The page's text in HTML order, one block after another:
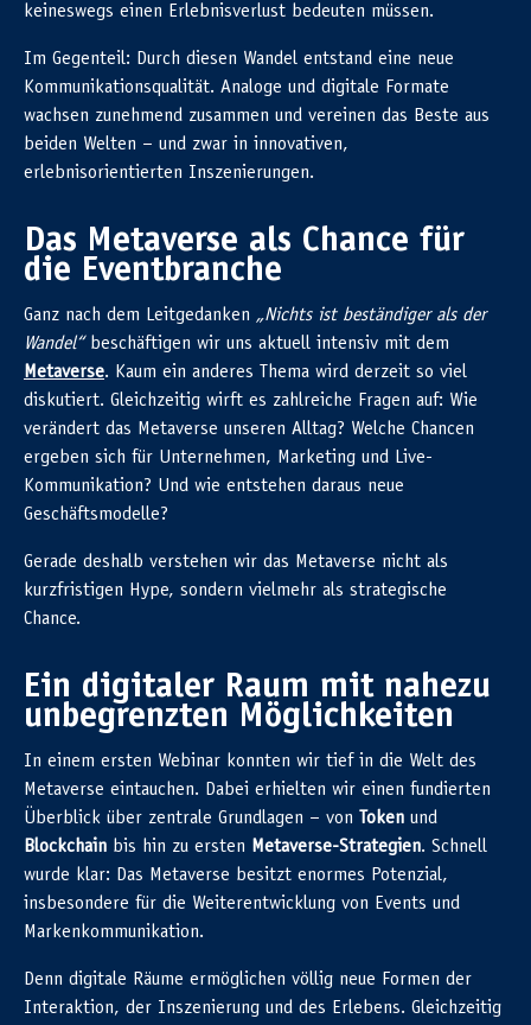
keineswegs einen Erlebnisverlust bedeuten müssen.
Im Gegenteil: Durch diesen Wandel entstand eine neue
Kommunikationsqualität. Analoge und digitale Formate
wachsen zunehmend zusammen und vereinen das Beste aus
beiden Welten – und zwar in innovativen,
erlebnisorientierten Inszenierungen.
Das Metaverse als Chance für
die Eventbranche
Ganz nach dem Leitgedanken „Nichts ist beständiger als der
Wandel“beschäftigen wir uns aktuell intensiv mit dem
Metaverse. Kaum ein anderes Thema wird derzeit so viel
diskutiert. Gleichzeitig wirft es zahlreiche Fragen auf: Wie
verändert das Metaverse unseren Alltag? Welche Chancen
ergeben sich für Unternehmen, Marketing und Live-
Kommunikation? Und wie entstehen daraus neue
Geschäftsmodelle?
Gerade deshalb verstehen wir das Metaverse nicht als
kurzfristigen Hype, sondern vielmehr als strategische
Chance.
Ein digitaler Raum mit nahezu
unbegrenzten Möglichkeiten
In einem ersten Webinar konnten wir tief in die Welt des
Metaverse eintauchen. Dabei erhielten wir einen fundierten
Überblick über zentrale Grundlagen – von
Token und
Blockchain bis hin zu ersten Metaverse-Strategien. Schnell
wurde klar: Das Metaverse besitzt enormes Potenzial,
insbesondere für die Weiterentwicklung von Events und
Markenkommunikation.
Denn digitale Räume ermöglichen völlig neue Formen der
Interaktion, der Inszenierung und des Erlebens. Gleichzeitig